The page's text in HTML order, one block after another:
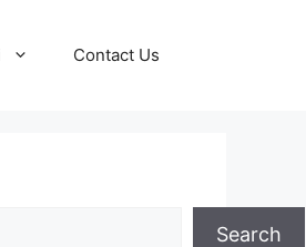
Contact Us
Search